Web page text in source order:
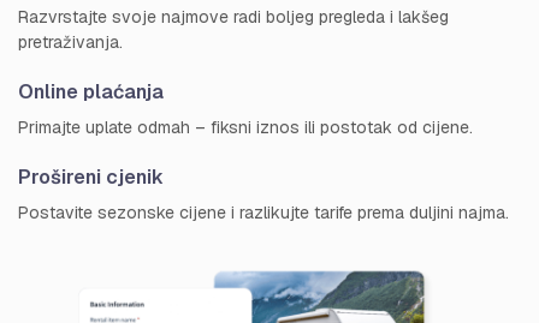
Razvrstajte svoje najmove radi boljeg pregleda i lakšeg
pretraživanja.
Online plaćanja
Primajte uplate odmah – fiksni iznos ili postotak od cijene.
Prošireni cjenik
Postavite sezonske cijene i razlikujte tarife prema duljini najma.